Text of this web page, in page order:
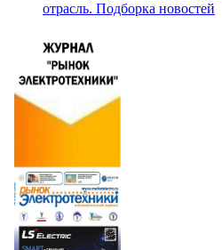
отрасль. Подборка новостей